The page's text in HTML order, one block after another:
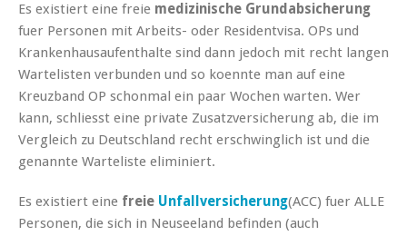
Es existiert eine freie medizinische Grundabsicherung
fuer Personen mit Arbeits- oder Residentvisa. OPs und
Krankenhausaufenthalte sind dann jedoch mit recht langen
Wartelisten verbunden und so koennte man auf eine
Kreuzband OP schonmal ein paar Wochen warten. Wer
kann, schliesst eine private Zusatzversicherung ab, die im
Vergleich zu Deutschland recht erschwinglich ist und die
genannte Warteliste eliminiert.
Es existiert eine freie Unfallversicherung(ACC) fuer ALLE
Personen, die sich in Neuseeland befinden (auch